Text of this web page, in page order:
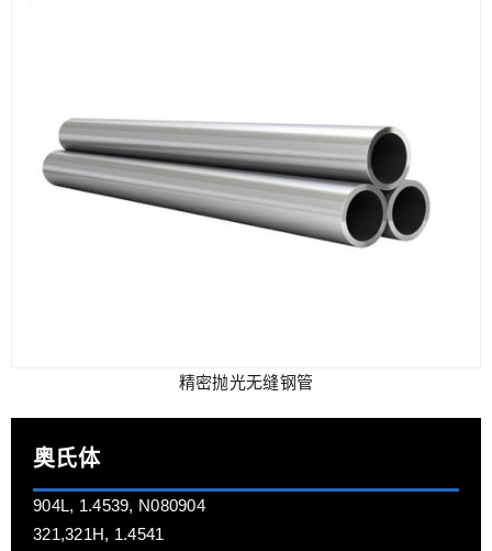
精密抛光无缝钢管
奥氏体
904L, 1.4539, N080904
321,321H, 1.4541